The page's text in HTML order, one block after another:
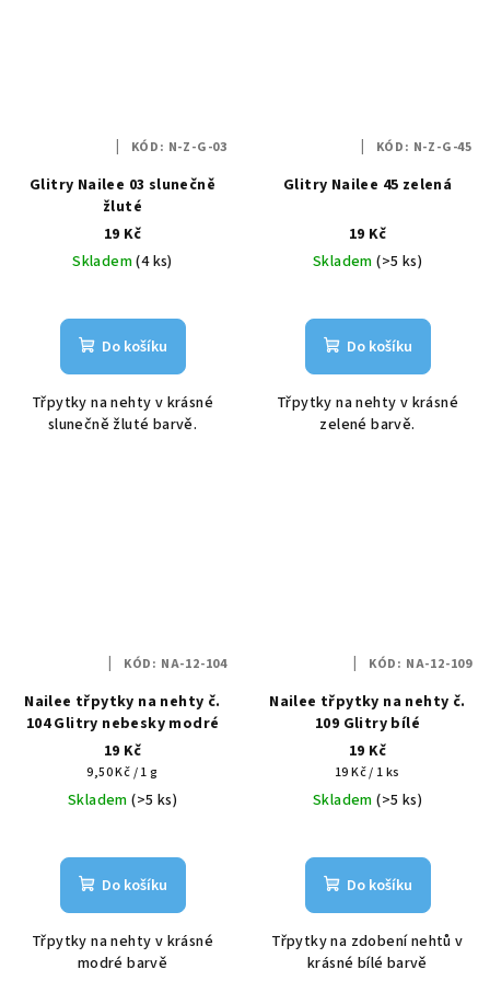
Glitry Nailee 03 slunečně
žluté
19 Kč
Skladem(4 ks)
Do košíku
Třpytky na nehty v krásné
slunečně žluté barvě.
KÓD: N-Z-G-03
Glitry Nailee 45 zelená
19 Kč
Skladem(>5 ks)
Do košíku
Třpytky na nehty v krásné
zelené barvě.
KÓD: N-Z-G-45
Nailee třpytky na nehty č.
104 Glitry nebesky modré
19 Kč
Měrná
cena:
9,50 Kč / 1 g
Skladem(>5 ks)
Do košíku
Třpytky na nehty v krásné
modré barvě
KÓD: NA-12-104
Nailee třpytky na nehty č.
109 Glitry bílé
19 Kč
Měrná
cena:
19 Kč / 1 ks
Skladem(>5 ks)
Do košíku
Třpytky na zdobení nehtů v
krásné bílé barvě
KÓD: NA-12-109